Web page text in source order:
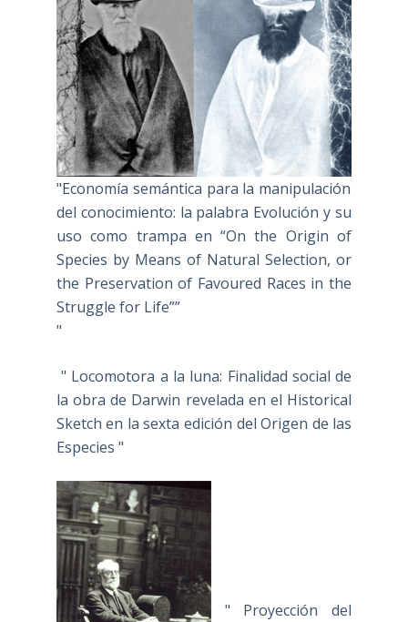
"Economía semántica para la manipulación
del conocimiento: la palabra Evolución y su
uso como trampa en “On the Origin of
Species by Means of Natural Selection, or
the Preservation of Favoured Races in the
Struggle for Life””
"
" Locomotora a la luna: Finalidad social de
la obra de Darwin revelada en el Historical
Sketch en la sexta edición del Origen de las
Especies "
" Proyección del